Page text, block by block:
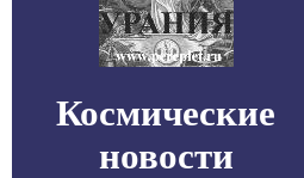
Космические
новости